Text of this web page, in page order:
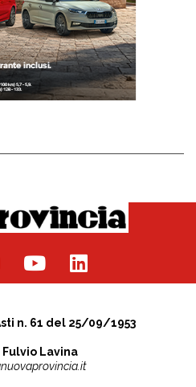
n. 61 del 25/09/1953
Fulvio Lavina